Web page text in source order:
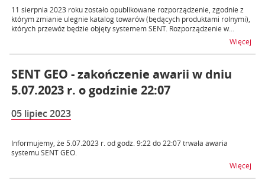
11 sierpnia 2023 roku zostało opublikowane rozporządzenie, zgodnie z
którym zmianie ulegnie katalog towarów (będących produktami rolnymi),
których przewóz będzie objęty systemem SENT. Rozporządzenie w...
Więcej
SENT GEO - zakończenie awarii w dniu
5.07.2023 r. o godzinie 22:07
05 lipiec 2023
Informujemy, że 5.07.2023 r. od godz. 9:22 do 22:07 trwała awaria
systemu SENT GEO.
Więcej